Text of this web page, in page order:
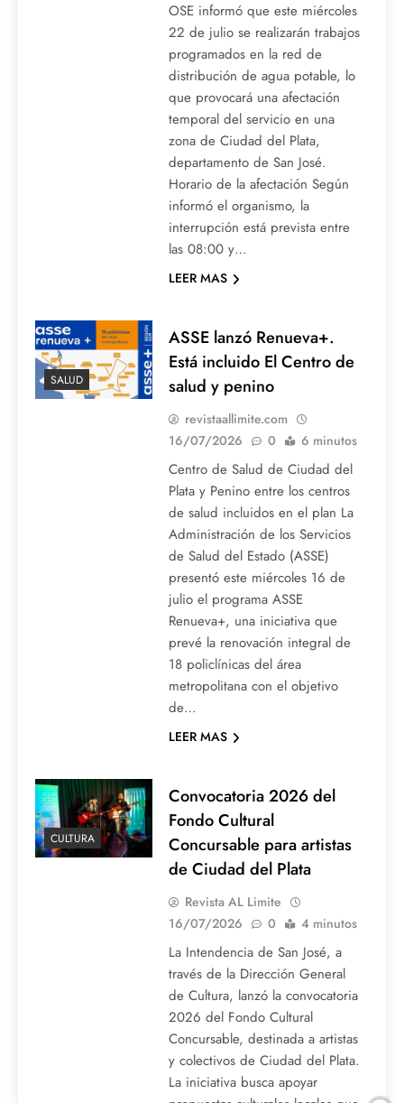
OSE informó que este miércoles
22 de julio se realizarán trabajos
programados en la red de
distribución de agua potable, lo
que provocará una afectación
temporal del servicio en una
zona de Ciudad del Plata,
departamento de San José.
Horario de la afectación Según
informó el organismo, la
interrupción está prevista entre
las 08:00 y…
LEER MAS
SALUD
ASSE lanzó Renueva+.
Está incluido El Centro de
salud y penino
revistaallimite.com
16/07/2026
0 6 minutos
Centro de Salud de Ciudad del
Plata y Penino entre los centros
de salud incluidos en el plan La
Administración de los Servicios
de Salud del Estado (ASSE)
presentó este miércoles 16 de
julio el programa ASSE
Renueva+, una iniciativa que
prevé la renovación integral de
18 policlínicas del área
metropolitana con el objetivo
de…
LEER MAS
CULTURA
Convocatoria 2026 del
Fondo Cultural
Concursable para artistas
de Ciudad del Plata
Revista AL Limite
16/07/2026
0 4 minutos
La Intendencia de San José, a
través de la Dirección General
de Cultura, lanzó la convocatoria
2026 del Fondo Cultural
Concursable, destinada a artistas
y colectivos de Ciudad del Plata.
La iniciativa busca apoyar